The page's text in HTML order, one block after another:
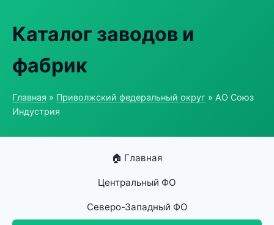
Каталог заводов и
фабрик
Главная » Приволжский федеральный округ » АО Союз
Индустрия
🏠 Главная
Центральный ФО
Северо-Западный ФО